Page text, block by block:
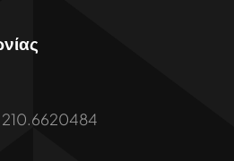
210.6620484